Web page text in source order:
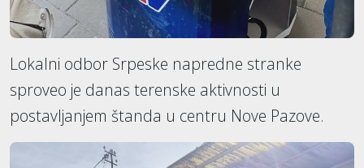
Lokalni odbor Srpeske napredne stranke
sproveo je danas terenske aktivnosti u
postavljanjem štanda u centru Nove Pazove.